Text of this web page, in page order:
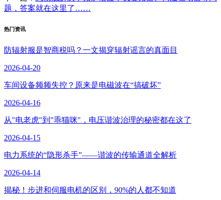
题，答案就在这里了……
热门资讯
防辐射服是智商税吗？一文揭穿辐射谣言的真面目
2026-04-20
车间设备频频失控？原来是电磁波在“搞破坏”
2026-04-16
从"电老虎"到"乖猫咪"，电压谐波治理的秘密都在这了
2026-04-15
电力系统的“隐形杀手”——谐波的传输通道全解析
2026-04-14
揭秘！步进和伺服电机的区别，90%的人都不知道